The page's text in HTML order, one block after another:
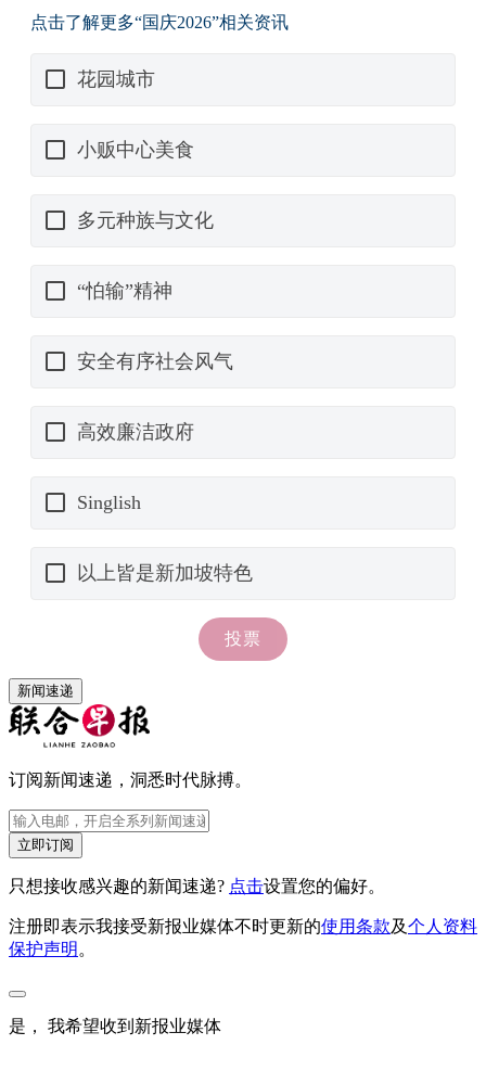
新闻速递
订阅新闻速递，洞悉时代脉搏。
立即订阅
只想接收感兴趣的新闻速递? 点击设置您的偏好。
注册即表示我接受新报业媒体不时更新的使用条款及个人资料
保护声明 。
是， 我希望收到新报业媒体